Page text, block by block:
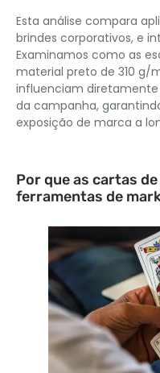
Esta análise compara
brindes corporativos, e
Examinamos como as
material preto de 310 g/
influenciam diretamente
da campanha,
exposição de marca a
Por que as cartas
ferramentas de